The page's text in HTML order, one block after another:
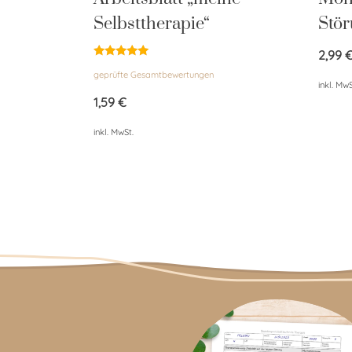
Selbsttherapie“
mit
von 5
geprüfte Gesamtbewertungen
1,59 €
inkl. MwSt.
2,99
inkl.